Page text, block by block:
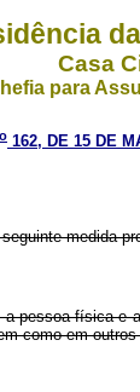
Casa
para
o 162, DE 15 DE
medida
física
como em